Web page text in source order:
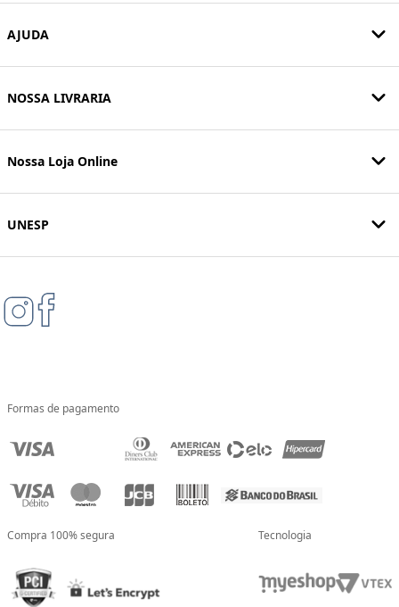
AJUDA
NOSSA LIVRARIA
Nossa Loja Online
UNESP
Formas de pagamento
Compra 100% segura Tecnologia